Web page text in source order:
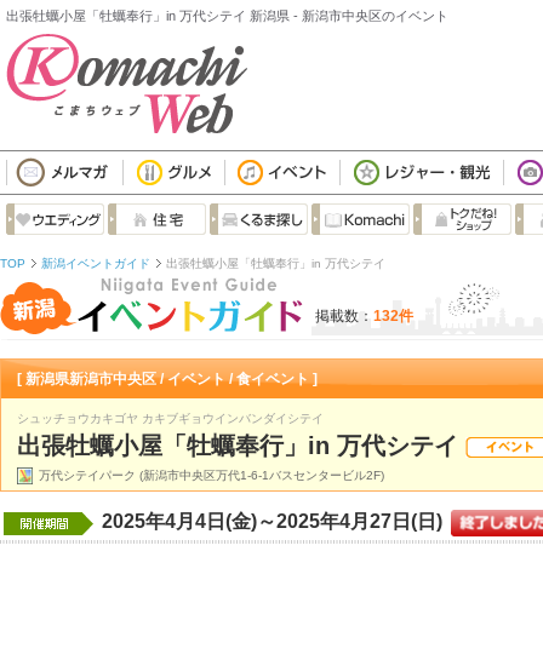
出張牡蠣小屋「牡蠣奉行」in 万代シテイ 新潟県 - 新潟市中央区のイベント
TOP 新潟イベントガイド 出張牡蠣小屋「牡蠣奉行」in 万代シテイ
掲載数： 132件
[ 新潟県新潟市中央区 / イベント / 食イベント ]
シュッチョウカキゴヤ カキブギョウインバンダイシテイ
出張牡蠣小屋「牡蠣奉行」in 万代シテイ
万代シテイパーク (新潟市中央区万代1-6-1バスセンタービル2F)
2025年4月4日(金)～2025年4月27日(日)